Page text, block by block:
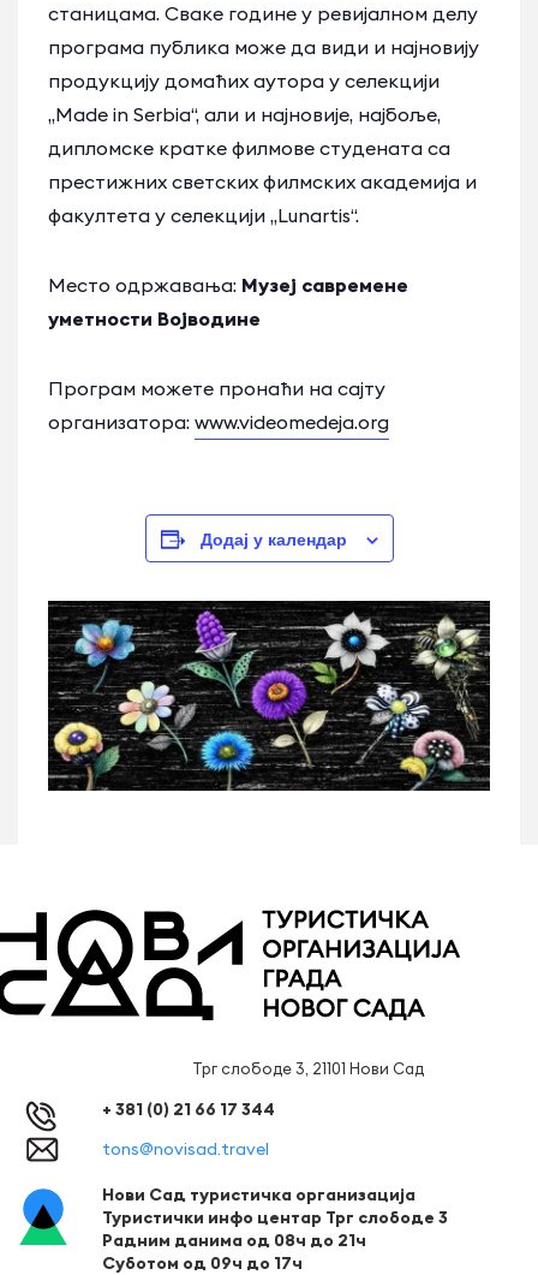
станицама. Сваке године у ревијалном делу
програма публика може да види и најновију
продукцију домаћих аутора у селекцији
„Made in Serbia“, али и најновије, најбоље,
дипломске кратке филмове студената са
престижних светских филмских академија и
факултета у селекцији „Lunartis“.
Место одржавања: Музеј савремене
уметности Војводине
Програм можете пронаћи на сајту
организатора: www.videomedeja.org
Додај у календар
Трг слободе 3, 21101 Нови Сад
+ 381 (0) 21 66 17 344
tons@novisad.travel
Нови Сад туристичка организација
Туристички инфо центар Трг слободе 3
Радним данима од 08ч до 21ч
Суботом од 09ч до 17ч